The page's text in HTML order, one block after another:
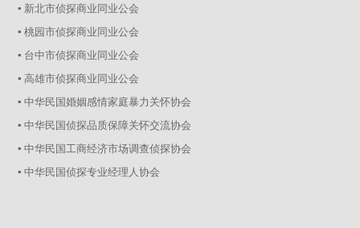
▪ 新北市侦探商业同业公会
▪ 桃园市侦探商业同业公会
▪ 台中市侦探商业同业公会
▪ 高雄市侦探商业同业公会
▪ 中华民国婚姻感情家庭暴力关怀协会
▪ 中华民国侦探品质保障关怀交流协会
▪ 中华民国工商经济市场调查侦探协会
▪ 中华民国侦探专业经理人协会